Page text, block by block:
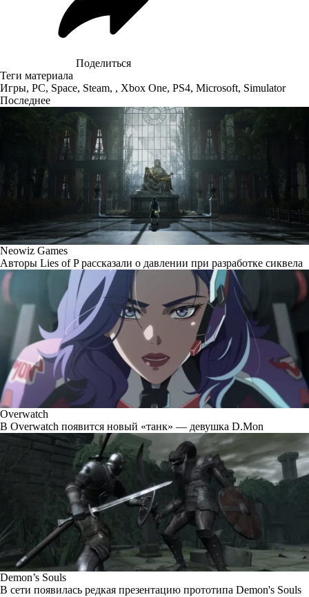
Поделиться
Теги материала
Игры, PC, Space, Steam, , Xbox One, PS4, Microsoft, Simulator
Последнее
Neowiz Games
Авторы Lies of P рассказали о давлении при разработке сиквела
Overwatch
В Overwatch появится новый «танк» — девушка D.Mon
Demon’s Souls
В сети появилась редкая презентацию прототипа Demon's Souls